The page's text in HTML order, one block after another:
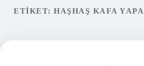
ETIKET: HAŞHAŞ KAFA